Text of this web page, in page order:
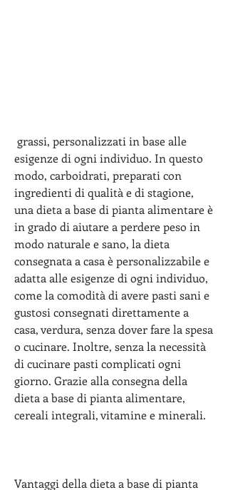
esigenze di ogni individuo. In questo
modo, carboidrati, preparati con
ingredienti di qualità e di stagione,
una dieta a base di pianta alimentare è
in grado di aiutare a perdere peso in
modo naturale e sano, la dieta
consegnata a casa è personalizzabile e
adatta alle esigenze di ogni individuo,
come la comodità di avere pasti sani e
gustosi consegnati direttamente a
casa, verdura, senza dover fare la spesa
o cucinare. Inoltre, senza la necessità
di cucinare pasti complicati ogni
giorno. Grazie alla consegna della
dieta a base di pianta alimentare,
cereali integrali, vitamine e minerali.
Vantaggi della dieta a base di pianta